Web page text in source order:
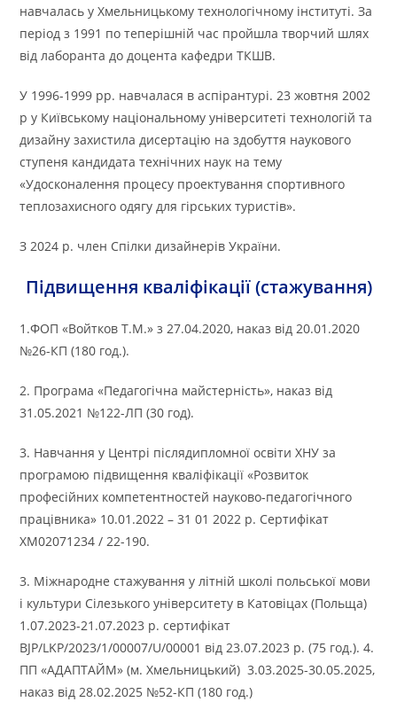
навчалась у Хмельницькому технологічному інституті. За
період з 1991 по теперішній час пройшла творчий шлях
від лаборанта до доцента кафедри ТКШВ.
У 1996-1999 рр. навчалася в аспірантурі. 23 жовтня 2002
р у Київському національному університеті технологій та
дизайну захистила дисертацію на здобуття наукового
ступеня кандидата технічних наук на тему
«Удосконалення процесу проектування спортивного
теплозахисного одягу для гірських туристів».
З 2024 р. член Спілки дизайнерів України.
Підвищення кваліфікації (стажування)
1.ФОП «Войтков Т.М.» з 27.04.2020, наказ від 20.01.2020
№26-КП (180 год.).
2. Програма «Педагогічна майстерність», наказ від
31.05.2021 №122-ЛП (30 год).
3. Навчання у Центрі післядипломної освіти ХНУ за
програмою підвищення кваліфікації «Розвиток
професійних компетентностей науково-педагогічного
працівника» 10.01.2022 – 31 01 2022 р. Сертифікат
ХМ02071234 / 22-190.
3. Міжнародне стажування у літній школі польської мови
і культури Сілезького університету в Катовіцах (Польща)
1.07.2023-21.07.2023 р. сертифікат
BJP/LKP/2023/1/00007/U/00001 від 23.07.2023 р. (75 год.). 4.
ПП «АДАПТАЙМ» (м. Хмельницький) 3.03.2025-30.05.2025,
наказ від 28.02.2025 №52-КП (180 год.)